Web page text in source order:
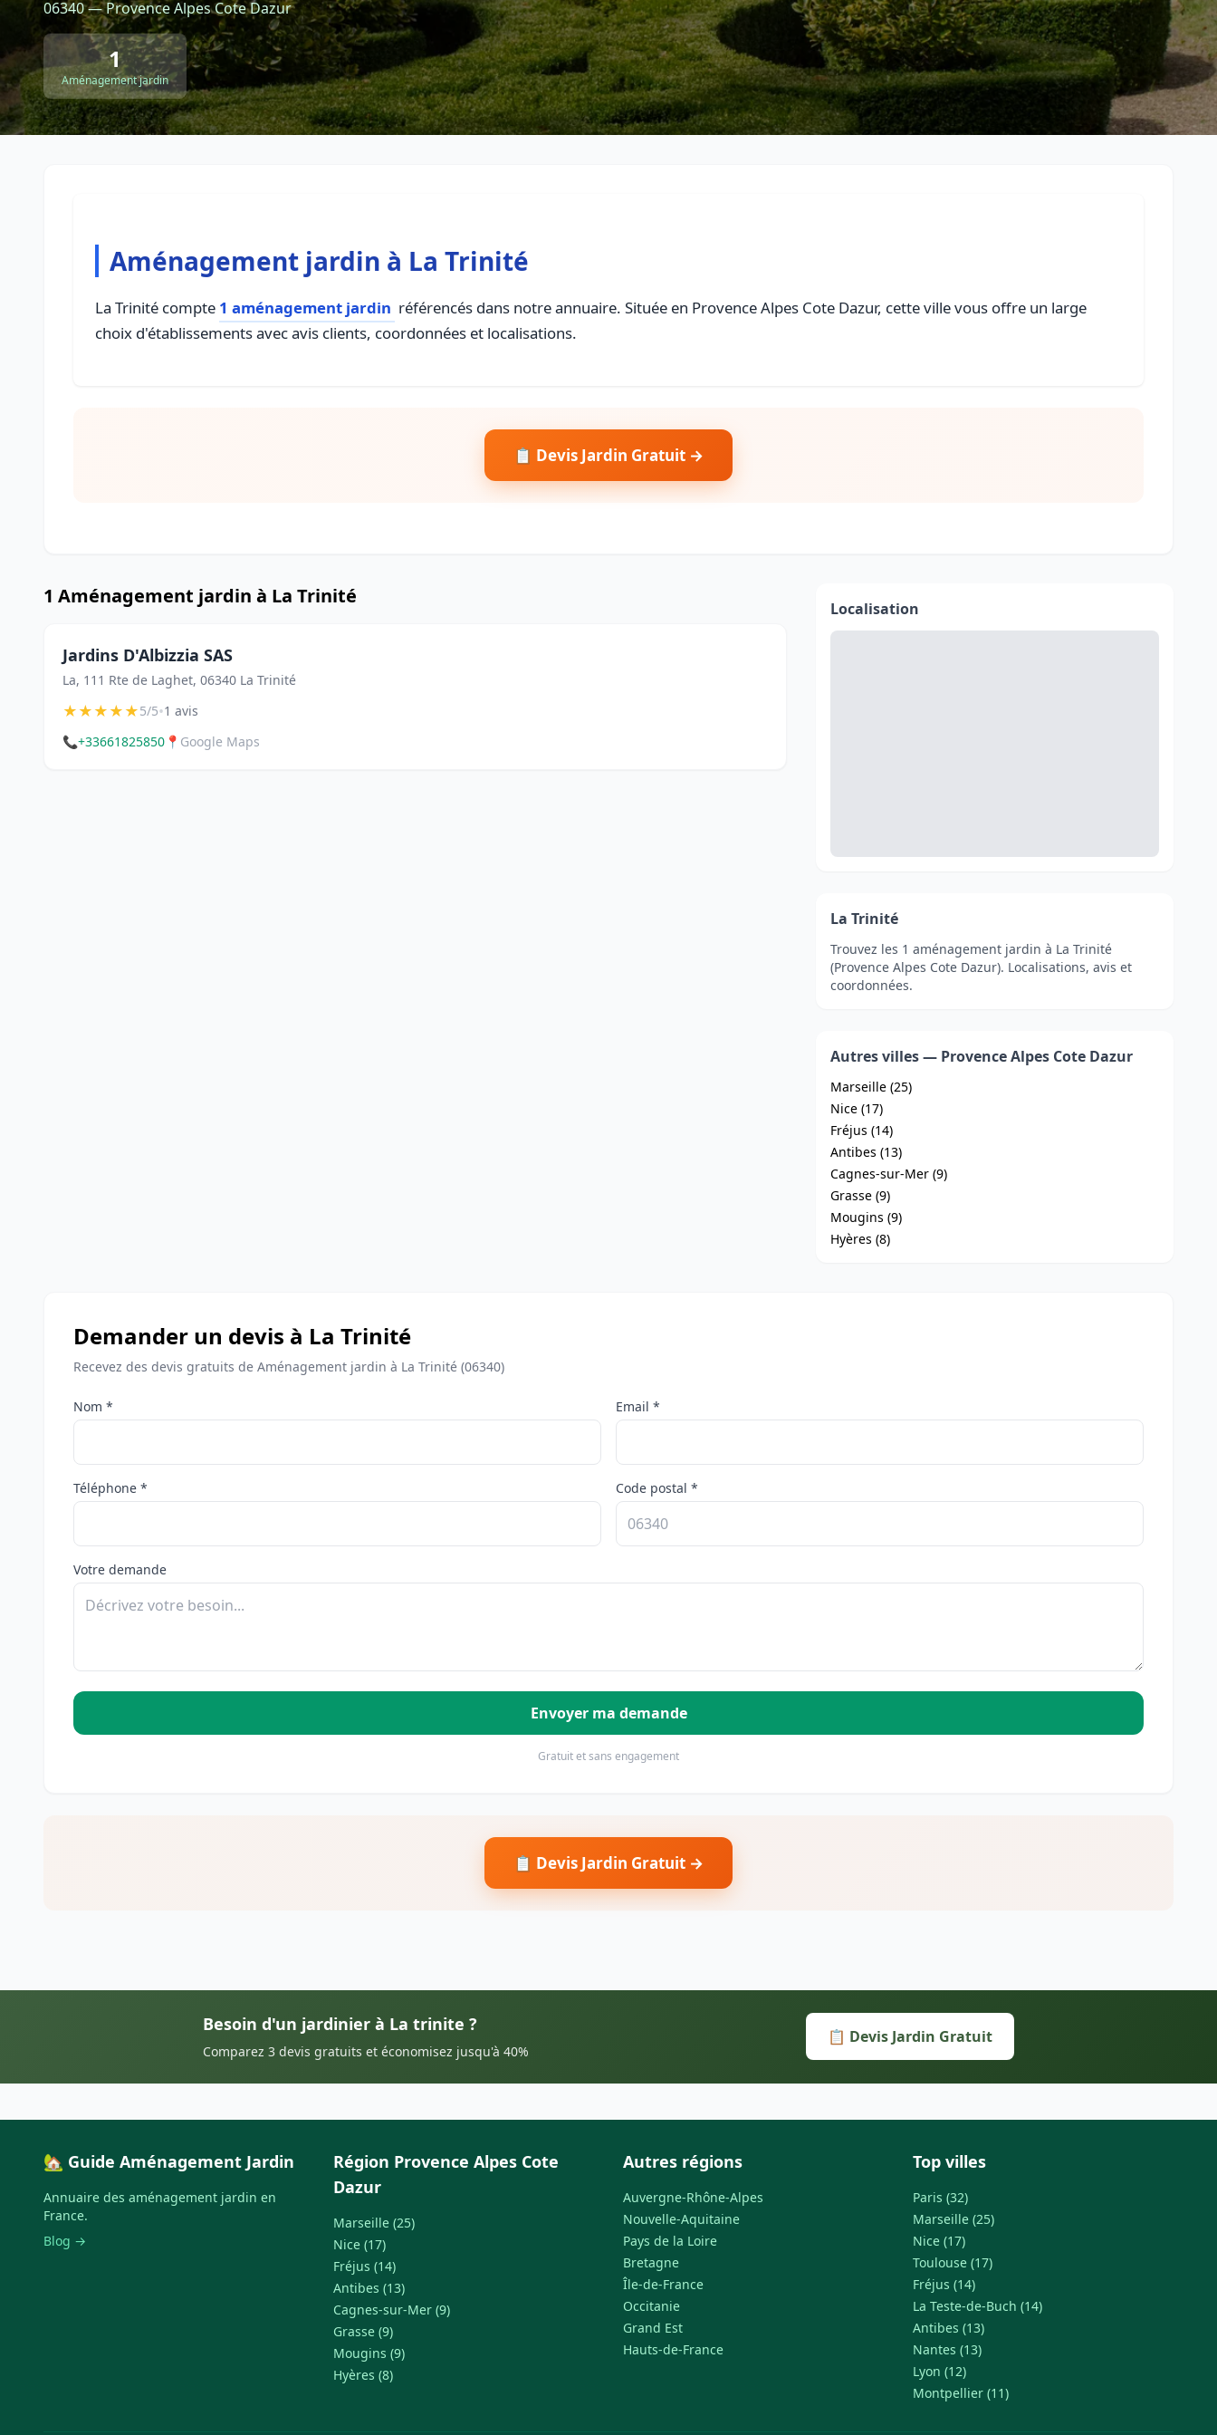
06340 — Provence Alpes Cote Dazur
1
Aménagement jardin
Aménagement jardin à La Trinité
La Trinité compte 1 aménagement jardin référencés dans notre annuaire. Située en Provence Alpes Cote Dazur, cette ville vous offre un large
choix d'établissements avec avis clients, coordonnées et localisations.
📋 Devis Jardin Gratuit →
1 Aménagement jardin à La Trinité
Jardins D'Albizzia SAS
La, 111 Rte de Laghet, 06340 La Trinité
★★★★★5/5•1 avis
📞+33661825850 📍 Google Maps
Localisation
La Trinité
Trouvez les 1 aménagement jardin à La Trinité
(Provence Alpes Cote Dazur). Localisations, avis et
coordonnées.
Autres villes — Provence Alpes Cote Dazur
Marseille (25)
Nice (17)
Fréjus (14)
Antibes (13)
Cagnes-sur-Mer (9)
Grasse (9)
Mougins (9)
Hyères (8)
Demander un devis à La Trinité
Recevez des devis gratuits de Aménagement jardin à La Trinité (06340)
Nom * Email *
Téléphone * Code postal *
Votre demande
Envoyer ma demande
Gratuit et sans engagement
📋 Devis Jardin Gratuit →
Besoin d'un jardinier à La trinite ?
Comparez 3 devis gratuits et économisez jusqu'à 40%
📋 Devis Jardin Gratuit
🏡 Guide Aménagement Jardin
Annuaire des aménagement jardin en
France.
Blog →
Région Provence Alpes Cote
Dazur
Marseille (25)
Nice (17)
Fréjus (14)
Antibes (13)
Cagnes-sur-Mer (9)
Grasse (9)
Mougins (9)
Hyères (8)
Autres régions
Auvergne-Rhône-Alpes
Nouvelle-Aquitaine
Pays de la Loire
Bretagne
Île-de-France
Occitanie
Grand Est
Hauts-de-France
Top villes
Paris (32)
Marseille (25)
Nice (17)
Toulouse (17)
Fréjus (14)
La Teste-de-Buch (14)
Antibes (13)
Nantes (13)
Lyon (12)
Montpellier (11)